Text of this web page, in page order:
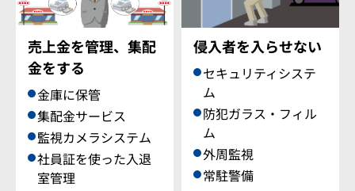
売上金を管理、集配
金をする
金庫に保管
集配金サービス
監視カメラシステム
社員証を使った入退
室管理
侵入者を入らせない
セキュリティシステ
ム
防犯ガラス・フィル
ム
外周監視
常駐警備